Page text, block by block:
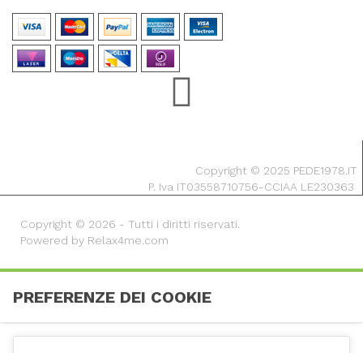
Copyright © 2025 PEDE1978.IT
P. Iva IT03558710756-CCIAA LE230363
Copyright © 2026 - Tutti i diritti riservati.
Powered by Relax4me.com
PREFERENZE DEI COOKIE